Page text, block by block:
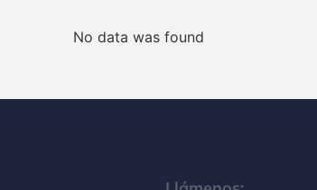
No data was found